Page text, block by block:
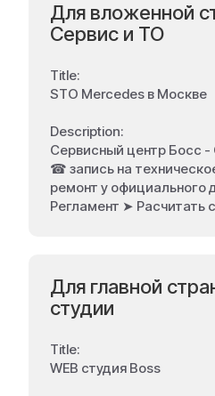
Для вложенной
Сервис и ТО
Title:
STO Mercedes в Москве
Description:
Сервисный центр Босс
☎ запись на
ремонт у официального
Регламент ➤ Расчитать
Для главной
студии
Title:
WEB студия Boss